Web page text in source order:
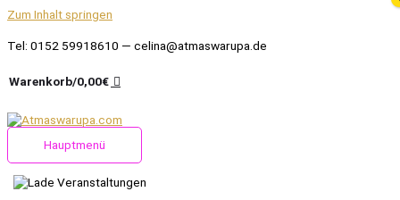
Zum Inhalt springen
Tel: 0152 59918610 — celina@atmaswarupa.de
Warenkorb/0,00€
Hauptmenü